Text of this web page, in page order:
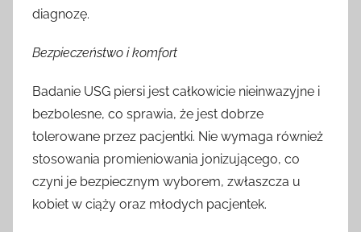
diagnozę.
Bezpieczeństwo i komfort
Badanie USG piersi jest całkowicie nieinwazyjne i
bezbolesne, co sprawia, że jest dobrze
tolerowane przez pacjentki. Nie wymaga również
stosowania promieniowania jonizującego, co
czyni je bezpiecznym wyborem, zwłaszcza u
kobiet w ciąży oraz młodych pacjentek.